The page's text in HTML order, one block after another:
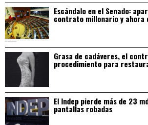
Escándalo en el Senado:
contrato millonario y ahora
Grasa de cadáveres, el
procedimiento para
El Indep pierde más de 23
pantallas robadas